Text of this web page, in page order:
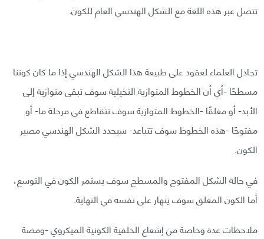
تتصل عبر هذه اللغة مع الشكل الهندسي العام للكون.
تجادل العلماء لعقود على طبيعة هذا الشكل الهندسي إذا ما كان كوننا
مسطحًا -أي أن الخطوط المتوازية التخيلية سوف تبقى متوازية إلى
الأبد- أو مغلقًا -الخطوط المتوازية سوف تتقاطع في مرحلة ما- أو
مفتوحًا -هذه الخطوط سوف تتباعد- سيحدد الشكل الهندسي مصير
الكون.
في حالة الشكل المفتوح والمسطح سوف يستمر الكون في التوسع،
أما الكون المغلق سوف ينهار على نفسه في النهاية.
ملاحظات عدة وخاصة من إشعاع الخلفية الكونية الميكروي -ومضة